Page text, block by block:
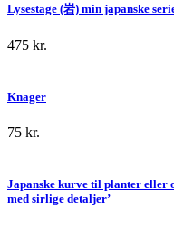
Lysestage (岩) min japanske
475 kr.
Knager
75 kr.
Japanske kurve til planter eller
med sirlige detaljer’